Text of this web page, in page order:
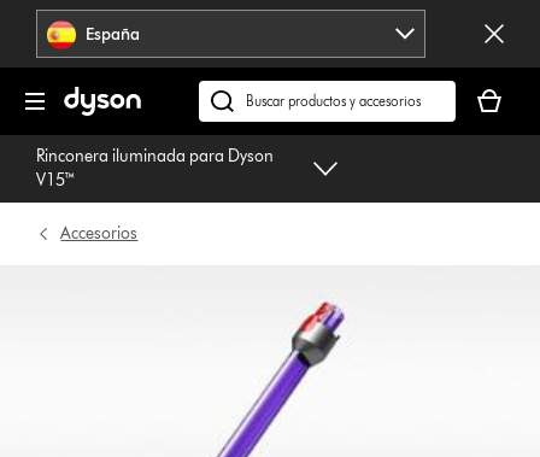
Omitir
navegación España
Buscar
en
dyson.es
cesta
está
Rinconera iluminada para Dyson
V15™
Accesorios